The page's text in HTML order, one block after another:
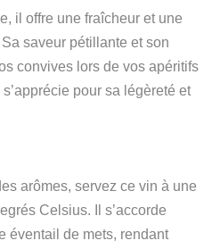
il offre une fraîcheur et une
saveur pétillante et son
convives lors de vos apéritifs
pour sa légèreté et
arômes, servez ce vin à une
Celsius. Il s’accorde
éventail de mets, rendant